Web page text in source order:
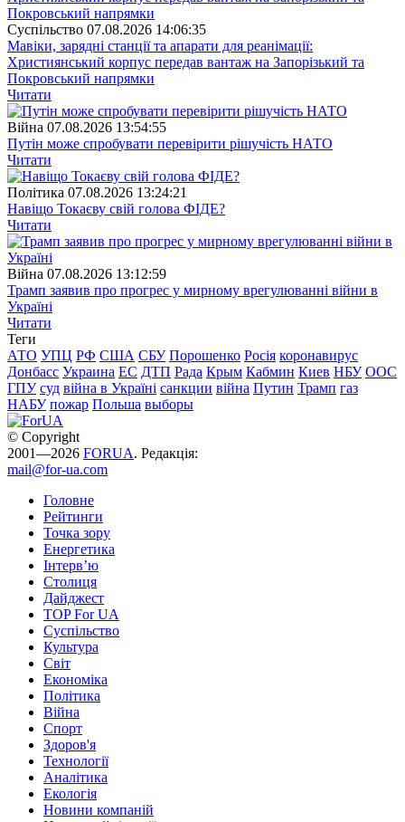
Суспiльство 07.08.2026 14:06:35
Мавіки, зарядні станції та апарати для реанімації:
Християнський корпус передав вантаж на Запорізький та
Покровський напрямки
Читати
Війна 07.08.2026 13:54:55
Путін може спробувати перевірити рішучість НАТО
Читати
Полiтика 07.08.2026 13:24:21
Навіщо Токаєву свій голова ФІДЕ?
Читати
Війна 07.08.2026 13:12:59
Трамп заявив про прогрес у мирному врегулюванні війни в
Україні
Читати
Теги
АТО УПЦ РФ США СБУ Порошенко Росія коронавирус
Донбасс Украина ЕС ДТП Рада Крым Кабмин Киев НБУ ООС
ГПУ суд війна в Україні санкции війна Путин Трамп газ
НАБУ пожар Польша выборы
© Copyright
2001—2026 FORUA. Редакція:
mail@for-ua.com
Головне
Рейтинги
Точка зору
Енергетика
Інтерв’ю
Столиця
Дайджест
TOP For UA
Суспiльство
Культура
Світ
Економіка
Політика
Війна
Спорт
Здоров'я
Технології
Аналітика
Екологія
Новини компаній